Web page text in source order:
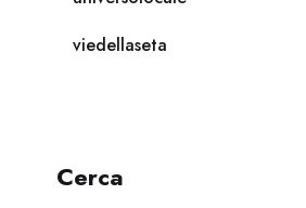
viedellaseta
Cerca